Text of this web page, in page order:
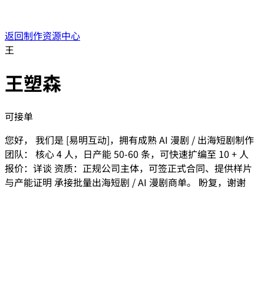
返回制作资源中心
王
王塑森
可接单
您好， 我们是 [易明互动]，拥有成熟 AI 漫剧 / 出海短剧制作
团队： 核心 4 人，日产能 50-60 条，可快速扩编至 10 + 人
报价：详谈 资质：正规公司主体，可签正式合同、提供样片
与产能证明 承接批量出海短剧 / AI 漫剧商单。 盼复，谢谢